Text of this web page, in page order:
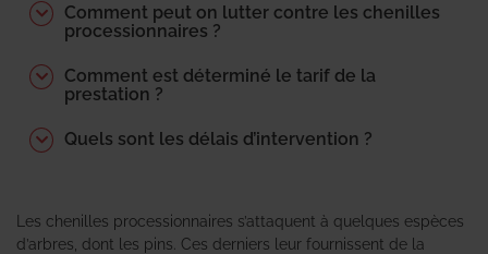
Comment peut on lutter contre les chenilles
processionnaires ?
Comment est déterminé le tarif de la
prestation ?
Quels sont les délais d’intervention ?
Les chenilles processionnaires s’attaquent à quelques espèces
d’arbres, dont les pins. Ces derniers leur fournissent de la